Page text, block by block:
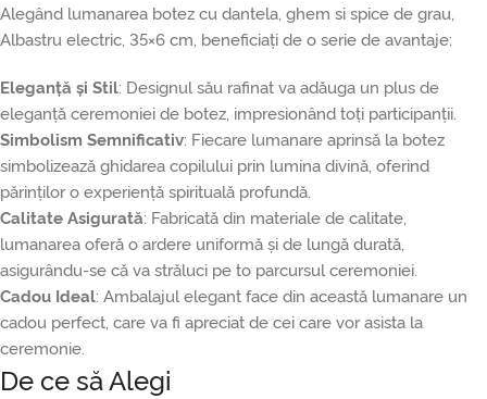
Alegând lumanarea botez cu dantela, ghem si spice de grau,
Albastru electric, 35×6 cm, beneficiați de o serie de avantaje:
Eleganță și Stil: Designul său rafinat va adăuga un plus de
eleganță ceremoniei de botez, impresionând toți participanții.
Simbolism Semnificativ: Fiecare lumanare aprinsă la botez
simbolizează ghidarea copilului prin lumina divină, oferind
părinților o experiență spirituală profundă.
Calitate Asigurată: Fabricată din materiale de calitate,
lumanarea oferă o ardere uniformă și de lungă durată,
asigurându-se că va străluci pe to parcursul ceremoniei.
Cadou Ideal: Ambalajul elegant face din această lumanare un
cadou perfect, care va fi apreciat de cei care vor asista la
ceremonie.
De ce să Alegi